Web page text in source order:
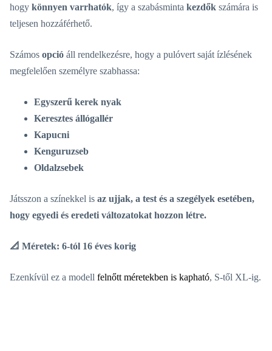
hogy könnyen varrhatók, így a szabásminta kezdők számára is
teljesen hozzáférhető.
Számos opció áll rendelkezésre, hogy a pulóvert saját ízlésének
megfelelően személyre szabhassa:
Egyszerű kerek nyak
Keresztes állógallér
Kapucni
Kenguruzseb
Oldalzsebek
Játsszon a színekkel is az ujjak, a test és a szegélyek esetében,
hogy egyedi és eredeti változatokat hozzon létre.
📐 Méretek: 6-tól 16 éves korig
Ezenkívül ez a modell felnőtt méretekben is kapható, S-től XL-ig.